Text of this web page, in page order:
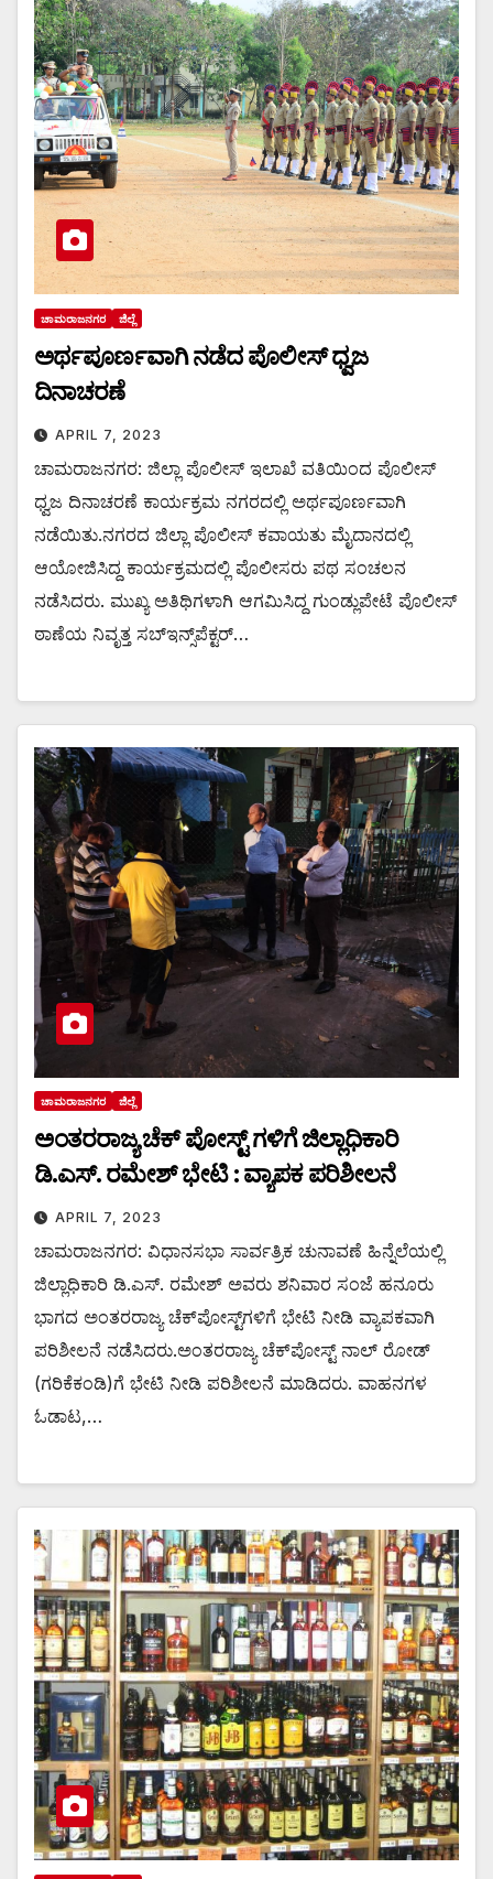
ಚಾಮರಾಜನಗರ ಜಿಲ್ಲೆ
ಅರ್ಥಪೂರ್ಣವಾಗಿ ನಡೆದ ಪೊಲೀಸ್ ಧ್ವಜ
ದಿನಾಚರಣೆ
APRIL 7, 2023
ಚಾಮರಾಜನಗರ: ಜಿಲ್ಲಾ ಪೊಲೀಸ್ ಇಲಾಖೆ ವತಿಯಿಂದ ಪೊಲೀಸ್
ಧ್ವಜ ದಿನಾಚರಣೆ ಕಾರ್ಯಕ್ರಮ ನಗರದಲ್ಲಿ ಅರ್ಥಪೂರ್ಣವಾಗಿ
ನಡೆಯಿತು.ನಗರದ ಜಿಲ್ಲಾ ಪೊಲೀಸ್ ಕವಾಯತು ಮೈದಾನದಲ್ಲಿ
ಆಯೋಜಿಸಿದ್ದ ಕಾರ್ಯಕ್ರಮದಲ್ಲಿ ಪೊಲೀಸರು ಪಥ ಸಂಚಲನ
ನಡೆಸಿದರು. ಮುಖ್ಯ ಅತಿಥಿಗಳಾಗಿ ಆಗಮಿಸಿದ್ದ ಗುಂಡ್ಲುಪೇಟೆ ಪೊಲೀಸ್
ಠಾಣೆಯ ನಿವೃತ್ತ ಸಬ್‌ಇನ್ಸ್‌ಪೆಕ್ಟರ್…
ಚಾಮರಾಜನಗರ ಜಿಲ್ಲೆ
ಅಂತರರಾಜ್ಯ ಚೆಕ್ ಪೋಸ್ಟ್ ಗಳಿಗೆ ಜಿಲ್ಲಾಧಿಕಾರಿ
ಡಿ.ಎಸ್. ರಮೇಶ್ ಭೇಟಿ : ವ್ಯಾಪಕ ಪರಿಶೀಲನೆ
APRIL 7, 2023
ಚಾಮರಾಜನಗರ: ವಿಧಾನಸಭಾ ಸಾರ್ವತ್ರಿಕ ಚುನಾವಣೆ ಹಿನ್ನೆಲೆಯಲ್ಲಿ
ಜಿಲ್ಲಾಧಿಕಾರಿ ಡಿ.ಎಸ್. ರಮೇಶ್ ಅವರು ಶನಿವಾರ ಸಂಜೆ ಹನೂರು
ಭಾಗದ ಅಂತರರಾಜ್ಯ ಚೆಕ್‌ಪೋಸ್ಟ್‌ಗಳಿಗೆ ಭೇಟಿ ನೀಡಿ ವ್ಯಾಪಕವಾಗಿ
ಪರಿಶೀಲನೆ ನಡೆಸಿದರು.ಅಂತರರಾಜ್ಯ ಚೆಕ್‌ಪೋಸ್ಟ್ ನಾಲ್ ರೋಡ್
(ಗರಿಕೆಕಂಡಿ)ಗೆ ಭೇಟಿ ನೀಡಿ ಪರಿಶೀಲನೆ ಮಾಡಿದರು. ವಾಹನಗಳ
ಓಡಾಟ,…